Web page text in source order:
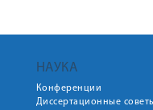
НАУКА
Конференции
Диссертационные